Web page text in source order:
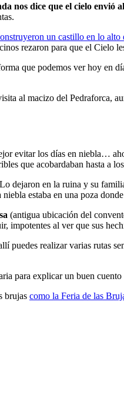
nos dice que el cielo envió
un castillo en lo alto
rezaron para que el
que podemos ver hoy en
al macizo del Pedraforca,
evitar los días en niebla…
que acobardaban hasta a
dejaron en la ruina y su
estaba en una poza
(antigua ubicación del
impotentes al ver que sus
puedes realizar varias rutas
para explicar un buen
brujas como la Feria de las